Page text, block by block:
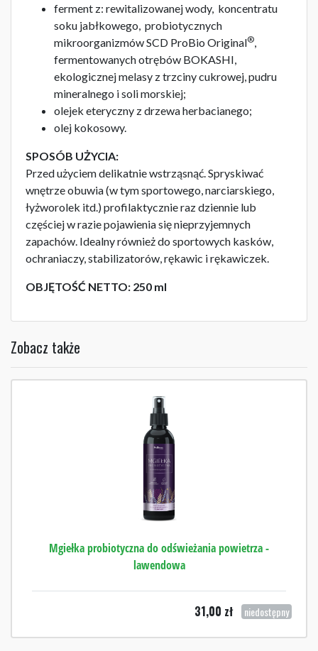
ferment z: rewitalizowanej wody, koncentratu
soku jabłkowego, probiotycznych
mikroorganizmów SCD ProBio Original®,
fermentowanych otrębów BOKASHI,
ekologicznej melasy z trzciny cukrowej, pudru
mineralnego i soli morskiej;
olejek eteryczny z drzewa herbacianego;
olej kokosowy.
SPOSÓB UŻYCIA:
Przed użyciem delikatnie wstrząsnąć. Spryskiwać
wnętrze obuwia (w tym sportowego, narciarskiego,
łyżworolek itd.) profilaktycznie raz dziennie lub
częściej w razie pojawienia się nieprzyjemnych
zapachów. Idealny również do sportowych kasków,
ochraniaczy, stabilizatorów, rękawic i rękawiczek.
OBJĘTOŚĆ NETTO: 250 ml
Zobacz także
Mgiełka probiotyczna do odświeżania powietrza -
lawendowa
31,00 zł niedostępny